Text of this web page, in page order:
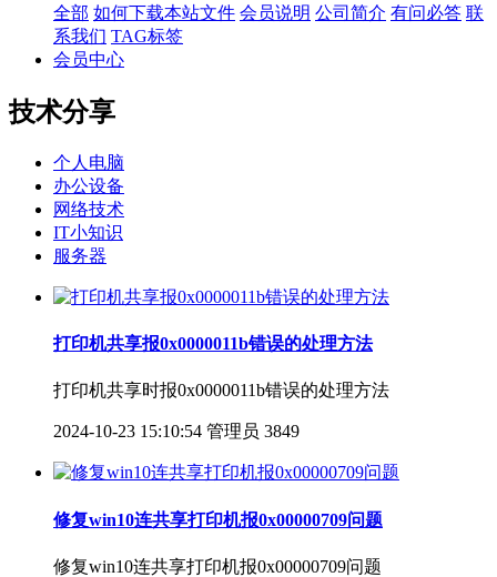
全部 如何下载本站文件 会员说明 公司简介 有问必答 联
系我们 TAG标签
会员中心
技术分享
个人电脑
办公设备
网络技术
IT小知识
服务器
打印机共享报0x0000011b错误的处理方法
打印机共享时报0x0000011b错误的处理方法
2024-10-23 15:10:54 管理员 3849
修复win10连共享打印机报0x00000709问题
修复win10连共享打印机报0x00000709问题